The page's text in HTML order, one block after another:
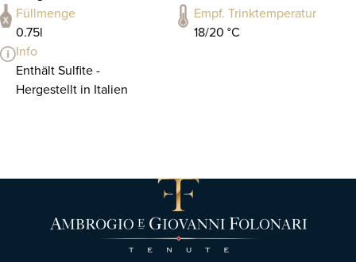
Füllmenge
0.75l
Empf. Trinktemperatur
18/20 °C
Info
Enthält Sulfite -
Hergestellt in Italien